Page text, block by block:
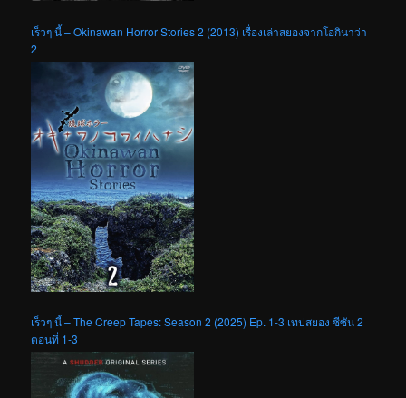
เร็วๆ นี้ – Okinawan Horror Stories 2 (2013) เรื่องเล่าสยองจากโอกินาว่า
2
เร็วๆ นี้ – The Creep Tapes: Season 2 (2025) Ep. 1-3 เทปสยอง ซีซัน 2
ตอนที่ 1-3